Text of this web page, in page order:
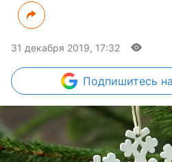
31 декабря 2019, 17:32
Подпишитесь